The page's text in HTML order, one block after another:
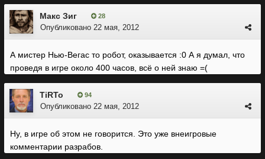
Макс Зиг 28
Опубликовано 22 мая, 2012
А мистер Нью-Вегас то робот, оказывается :0 А я думал, что
проведя в игре около 400 часов, всё о ней знаю =(
TiRTo 94
Опубликовано 22 мая, 2012
Ну, в игре об этом не говорится. Это уже внеигровые
комментарии разрабов.